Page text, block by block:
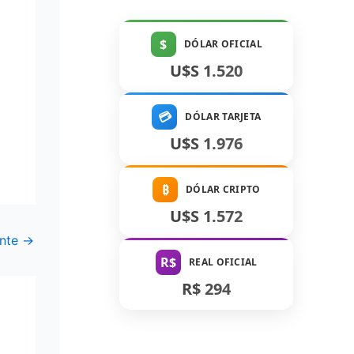
→
$ DÓLAR OFICIAL
U$S 1.520
💳 DÓLAR TARJETA
U$S 1.976
₿ DÓLAR CRIPTO
U$S 1.572
R$ REAL OFICIAL
R$ 294